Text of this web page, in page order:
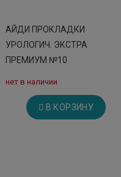
АЙДИ ПРОКЛАДКИ
УРОЛОГИЧ. ЭКСТРА
ПРЕМИУМ №10
нет в наличии
В КОРЗИНУ